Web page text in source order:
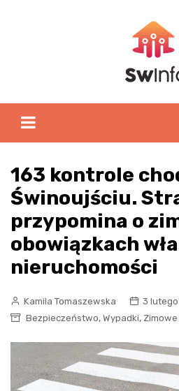
163 kontrole
Świnoujściu.
przypomina o
obowiązkach
nieruchomości
Kamila Tomaszewska
3
Bezpieczeństwo, Wypadki,